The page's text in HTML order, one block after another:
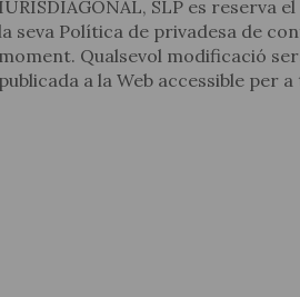
IURISDIAGONAL, SLP es reserva
seva Política de privadesa de
moment. Qualsevol modificació
publicada a la Web accessible per